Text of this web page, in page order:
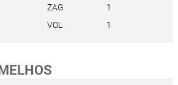
ZAG
1
VOL 1